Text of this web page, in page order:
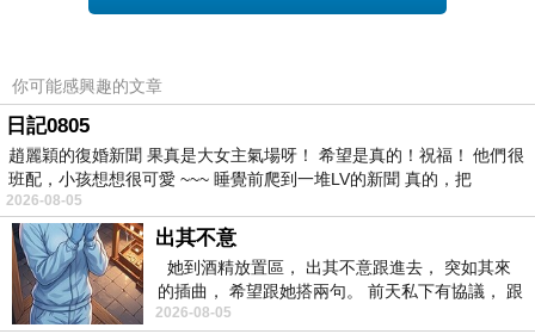
這世上所有的瑕疵若都只是美麗的錯誤，那該有多好？
不行的話，
至少讓NG商品也能有個優雅的出身吧。
你可能感興趣的文章
日記0805
趙麗穎的復婚新聞 果真是大女主氣場呀！ 希望是真的！祝福！ 他們很
班配，小孩想想很可愛 ~~~ 睡覺前爬到一堆LV的新聞 真的，把
2026-08-05
出其不意
她到酒精放置區， 出其不意跟進去， 突如其來
的插曲， 希望跟她搭兩句。 前天私下有協議， 跟
著阿弟丟拉基
2026-08-05